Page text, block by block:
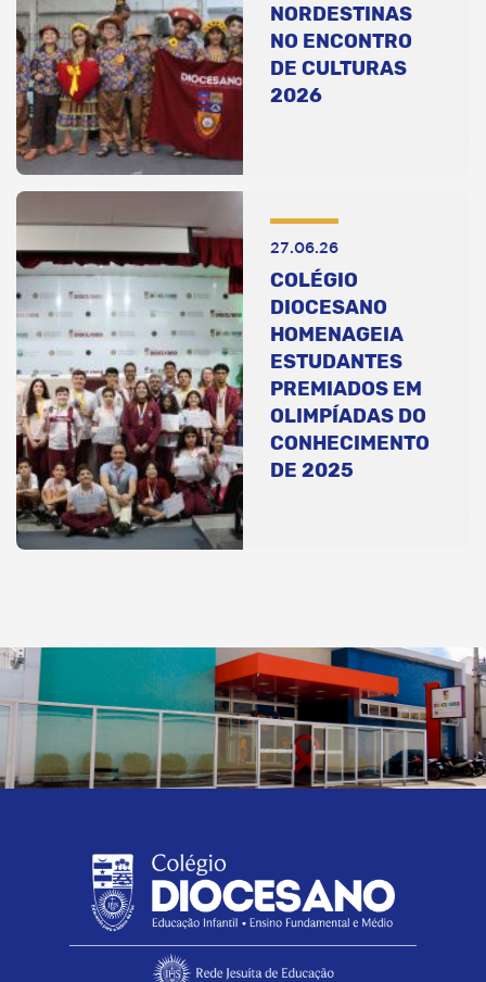
NORDESTINAS
NO ENCONTRO
DE CULTURAS
2026
27.06.26
COLÉGIO
DIOCESANO
HOMENAGEIA
ESTUDANTES
PREMIADOS EM
OLIMPÍADAS DO
CONHECIMENTO
DE 2025